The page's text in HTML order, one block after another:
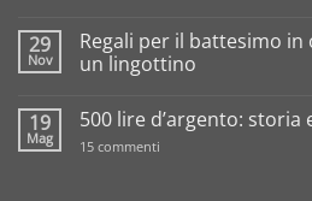
da
investimento:
come
29
Nov
Regali per il battesimo in
un lingottino
su
per
19
Mag
500 lire d’argento: storia
15 commenti